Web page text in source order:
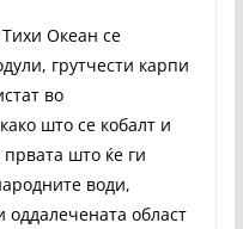
Океан се
грутчести карпи
во
што се кобалт и
првата што ќе ги
води,
оддалечената област